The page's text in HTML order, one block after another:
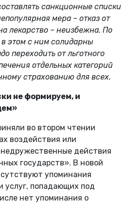
санкционные списки
мера – отказ от
лекарство – неизбежна. По
этом с ним солидарны
переходить от льготного
отдельных категорий
страхованию для всех.
не формируем, и
во втором чтении
воздействия или
действия
государств». В новой
упоминания
услуг, попадающих под
нет упоминания о